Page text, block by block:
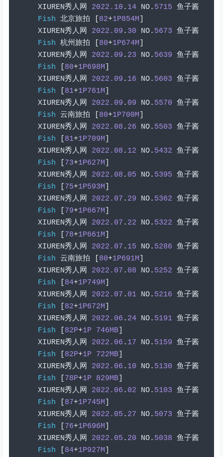
XIUREN秀人网 2022.10 . 14 NO. 5715 鱼子酱
Fish 北京旅拍 82+1P854M
XIUREN秀人网 2022.09 . 30 NO. 5673 鱼子酱
Fish 杭州旅拍 80+1P674M
XIUREN秀人网 2022.09 . 23 NO. 5639 鱼子酱
Fish
80+1P698M
XIUREN秀人网 2022.09 . 16 NO. 5603 鱼子酱
Fish
81+1P761M
XIUREN秀人网 2022.09 . 09 NO. 5570 鱼子酱
Fish
云南旅拍 80+1P700M
XIUREN秀人网 2022.08 . 26 NO. 5503 鱼子酱
Fish
81+1P709M
XIUREN秀人网 2022.08 . 12 NO. 5432 鱼子酱
Fish
73+1P627M
XIUREN秀人网 2022.08 . 05 NO. 5395 鱼子酱
Fish
75+1P593M
XIUREN秀人网 2022.07 . 29 NO. 5362 鱼子酱
Fish
79+1P667M
XIUREN秀人网 2022.07 . 22 NO. 5322 鱼子酱
Fish
78+1P661M
XIUREN秀人网 2022.07 . 15 NO. 5286 鱼子酱
Fish
云南旅拍 80+1P691M
XIUREN秀人网 2022.07 . 08 NO. 5252 鱼子酱
Fish
84+1P749M
XIUREN秀人网 2022.07 . 01 NO. 5216 鱼子酱
Fish
82+1P672M
XIUREN秀人网 2022.06 . 24 NO. 5191 鱼子酱
Fish
82P+1P 746MB]
XIUREN秀人网 2022.06 . 17 NO. 5159 鱼子酱
Fish
82P+1P 722MB]
XIUREN秀人网 2022.06 . 10 NO. 5130 鱼子酱
Fish
78P+1P 829MB]
XIUREN秀人网 2022.06 . 02 NO. 5103 鱼子酱
Fish
87+1P745M
XIUREN秀人网 2022.05 . 27 NO. 5073 鱼子酱
Fish
76+1P696M
XIUREN秀人网 2022.05 . 20 NO. 5038 鱼子酱
Fish
84+1P927M